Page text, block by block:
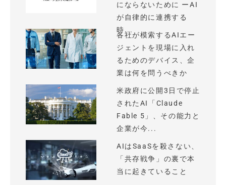
にならないために ーAI
が自律的に連携する
時...
各社が模索するAIエー
ジェントを現場に入れ
るためのデバイス、企
業は何を問うべきか
米政府に公開3日で停止
されたAI「Claude
Fable 5」、その能力と
企業が今...
AIはSaaSを殺さない、
「共存戦争」の裏で本
当に起きていること